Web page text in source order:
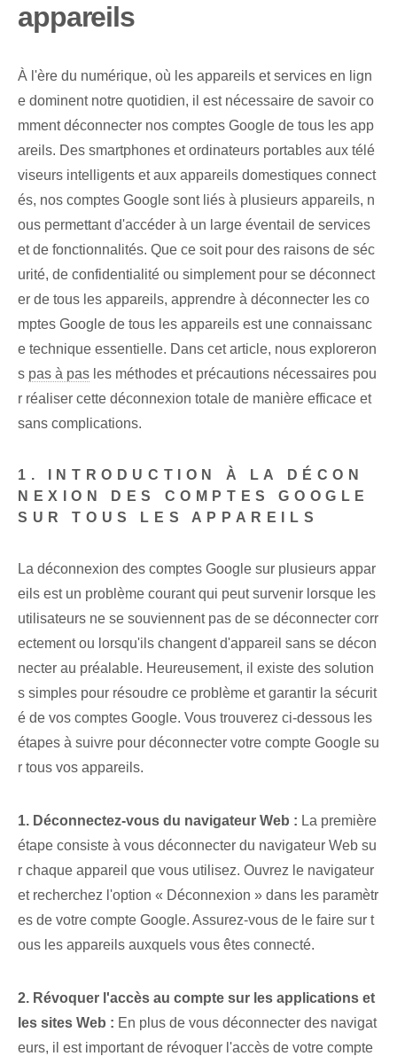
appareils
À l'ère du numérique, où les appareils et services en lign
e dominent notre quotidien, il est nécessaire de savoir co
mment déconnecter nos comptes Google de tous les app
areils. Des smartphones et ordinateurs portables aux télé
viseurs intelligents et aux appareils domestiques connect
és, nos comptes Google sont liés à plusieurs appareils, n
ous permettant d'accéder à un large éventail de services
et de fonctionnalités. Que ce soit pour des raisons de séc
urité, de confidentialité ou simplement pour se déconnect
er de tous les appareils, apprendre à déconnecter les co
mptes Google de tous les appareils est une connaissanc
e technique essentielle. Dans cet article, nous exploreron
s pas à pas les méthodes et précautions nécessaires pou
r réaliser cette déconnexion totale de manière efficace et
sans complications.
1. INTRODUCTION À LA DÉCON
NEXION DES COMPTES GOOGLE
SUR TOUS LES APPAREILS
La déconnexion des comptes Google sur plusieurs appar
eils est un problème courant qui peut survenir lorsque les
utilisateurs ne se souviennent pas de se déconnecter corr
ectement ou lorsqu'ils changent d'appareil sans se décon
necter au préalable. Heureusement, il existe des solution
s simples pour résoudre ce problème et garantir la sécurit
é de vos comptes Google. Vous trouverez ci-dessous les
étapes à suivre pour déconnecter votre compte Google su
r tous vos appareils.
1. Déconnectez-vous du navigateur Web : La première
étape consiste à vous déconnecter du navigateur Web su
r chaque appareil que vous utilisez. Ouvrez le navigateur
et recherchez l'option « Déconnexion » dans les paramètr
es de votre compte Google. Assurez-vous de le faire sur t
ous les appareils auxquels vous êtes connecté.
2. Révoquer l'accès au compte sur les applications et
les sites Web : En plus de vous déconnecter des navigat
eurs, il est important de révoquer l'accès de votre compte